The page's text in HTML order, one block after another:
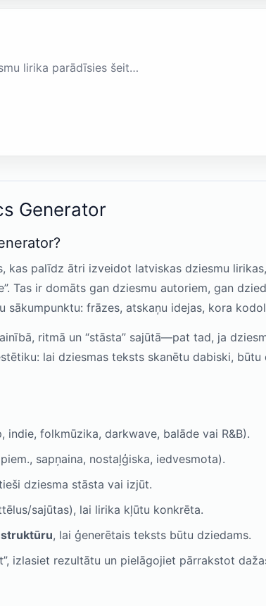
lirika parādīsies šeit…
Generator
kas palīdz ātri izveidot latviskas dziesmu
Tas ir domāts gan dziesmu autoriem, gan
sākumpunktu: frāzes, atskaņu idejas, kora
ritmā un “stāsta” sajūtā—pat tad, ja
lai dziesmas teksts skanētu dabiski,
indie, folkmūzika, darkwave, balāde vai R&B).
sapņaina, nostaļģiska, iedvesmota).
dziesma stāsta vai izjūt.
sajūtas), lai lirika kļūtu konkrēta.
, lai ģenerētais teksts būtu dziedams.
izlasiet rezultātu un pielāgojiet pārrakstot